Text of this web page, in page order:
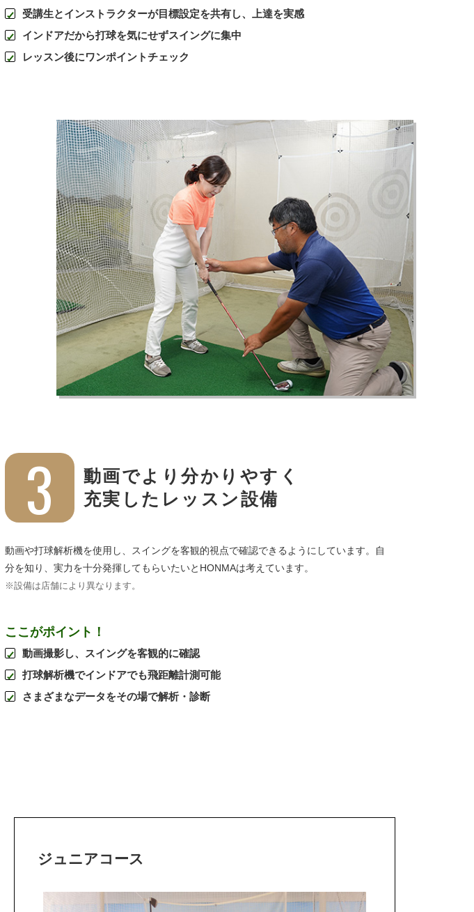
受講生とインストラクターが目標設定を共有し、上達を実感
インドアだから打球を気にせずスイングに集中
レッスン後にワンポイントチェック
3
動画でより分かりやすく
充実したレッスン設備
動画や打球解析機を使用し、スイングを客観的視点で確認できるようにしています。自
分を知り、実力を十分発揮してもらいたいとHONMAは考えています。
※設備は店舗により異なります。
ここがポイント！
動画撮影し、スイングを客観的に確認
打球解析機でインドアでも飛距離計測可能
さまざまなデータをその場で解析・診断
ジュニアコース